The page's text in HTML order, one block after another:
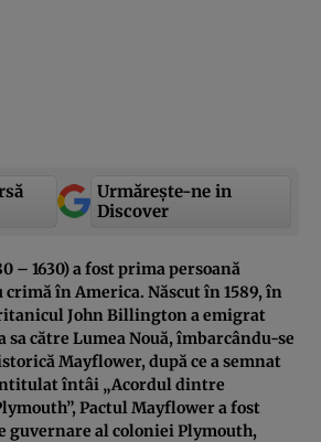
Urmărește-ne in
Discover
– 1630) a fost prima persoană
în America. Născut în 1589, în
John Billington a emigrat
către Lumea Nouă, îmbarcându-se
Mayflower, după ce a semnat
întâi „Acordul dintre
Pactul Mayflower a fost
guvernare al coloniei Plymouth,